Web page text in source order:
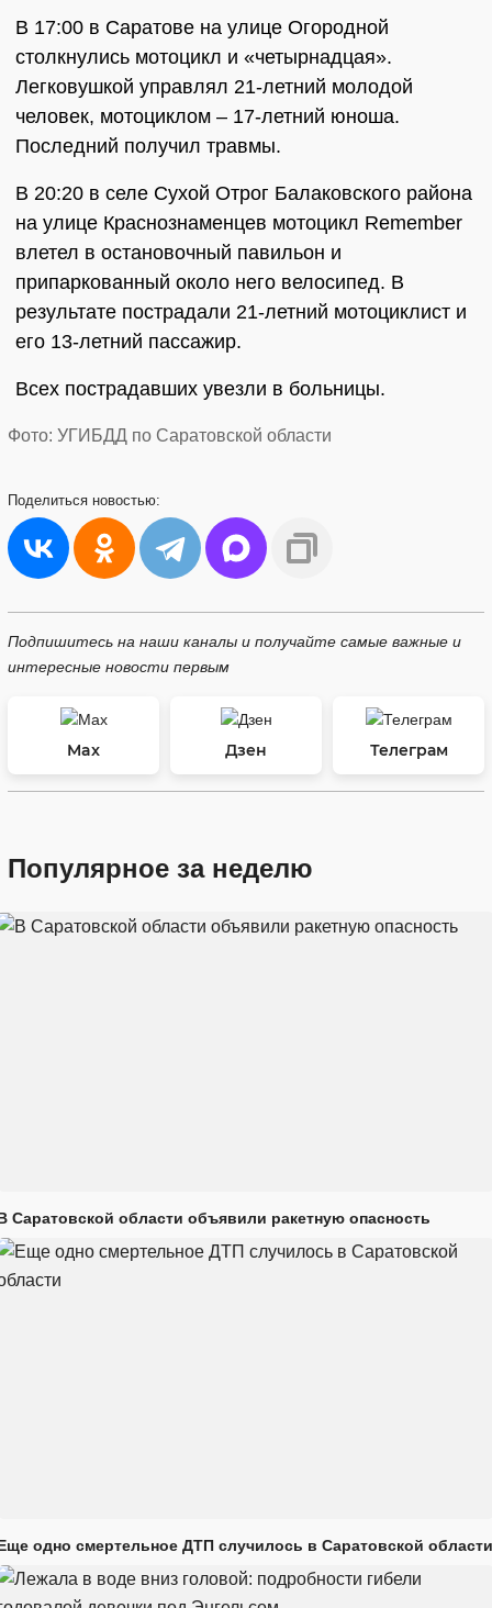
В 17:00 в Саратове на улице Огородной
столкнулись мотоцикл и «четырнадцая».
Легковушкой управлял 21-летний молодой
человек, мотоциклом – 17-летний юноша.
Последний получил травмы.
В 20:20 в селе Сухой Отрог Балаковского района
на улице Краснознаменцев мотоцикл Remember
влетел в остановочный павильон и
припаркованный около него велосипед. В
результате пострадали 21-летний мотоциклист и
его 13-летний пассажир.
Всех пострадавших увезли в больницы.
Фото: УГИБДД по Саратовской области
Поделиться новостью:
Подпишитесь на наши каналы и получайте самые важные и
интересные новости первым
Max Дзен Телеграм
Популярное за неделю
Саратовской области объявили ракетную опасность
одно смертельное ДТП случилось в Саратовской области